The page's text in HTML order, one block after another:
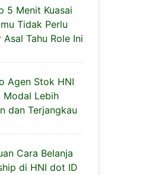
5 Menit Kuasai
Tidak Perlu
Asal Tahu Role Ini
Agen Stok HNI
Modal Lebih
dan Terjangkau
Cara Belanja
di HNI dot ID